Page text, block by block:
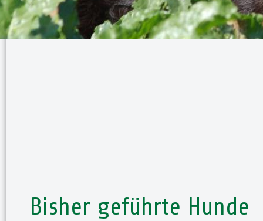
Bisher geführte Hunde